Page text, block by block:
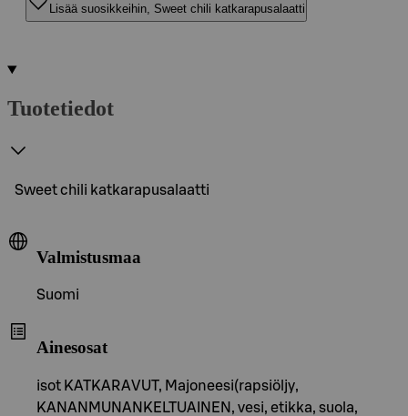
Lisää suosikkeihin, Sweet chili katkarapusalaatti
Tuotetiedot
Sweet chili katkarapusalaatti
Valmistusmaa
Suomi
Ainesosat
isot KATKARAVUT, Majoneesi(rapsiöljy,
KANANMUNANKELTUAINEN, vesi, etikka, suola,